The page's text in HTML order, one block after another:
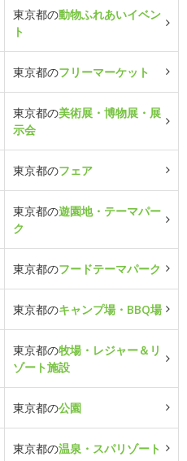
東京都の動物ふれあいイベン
ト
東京都のフリーマーケット
東京都の美術展・博物展・展
示会
東京都のフェア
東京都の遊園地・テーマパー
ク
東京都のフードテーマパーク
東京都のキャンプ場・BBQ場
東京都の牧場・レジャー＆リ
ゾート施設
東京都の公園
東京都の温泉・スパリゾート